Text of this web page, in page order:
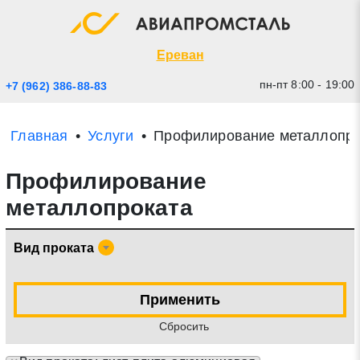
Ереван
+7 (962) 386-88-83 пн-пт 8:00 - 19:00
Главная Услуги Профилирование
Профилирование
металлопроката
Вид проката
Применить
Cбросить
Экспресс заявка
Прикрепить файл (до 20 mb)
Отправить заявку